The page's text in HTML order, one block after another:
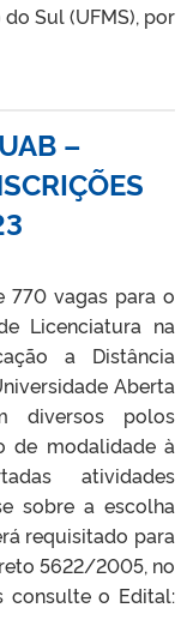
Sul (UFMS), por
–
770 vagas para o
Licenciatura na
a Distância
Aberta
diversos polos
de modalidade à
atividades
sobre a escolha
requisitado para
5622/2005, no
consulte o Edital: